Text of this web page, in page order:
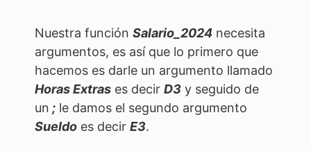
Nuestra función Salario_2024 necesita
argumentos, es así que lo primero que
hacemos es darle un argumento llamado
Horas Extras es decir D3 y seguido de
un ; le damos el segundo argumento
Sueldo es decir E3.